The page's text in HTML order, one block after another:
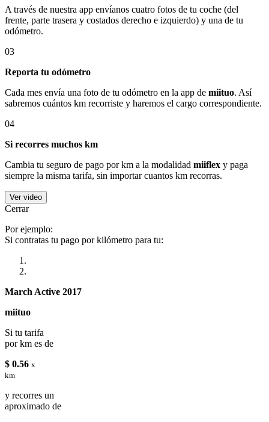
A través de nuestra app envíanos cuatro fotos de tu coche (del
frente, parte trasera y costados derecho e izquierdo) y una de tu
odómetro.
03
Reporta tu odómetro
Cada mes envía una foto de tu odómetro en la app de miituo. Así
sabremos cuántos km recorriste y haremos el cargo correspondiente.
04
Si recorres muchos km
Cambia tu seguro de pago por km a la modalidad miiflex y paga
siempre la misma tarifa, sin importar cuantos km recorras.
Ver video
Cerrar
Por ejemplo:
Si contratas tu pago por kilómetro para tu:
March Active 2017
miituo
Si tu tarifa
por km es de
$ 0.56 x
km
y recorres un
aproximado de